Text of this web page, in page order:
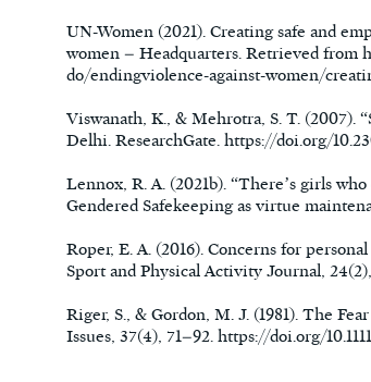
UN-Women (2021). Creating safe and
women – Headquarters. Retrieved from
do/endingviolence-against-women/
Viswanath, K., & Mehrotra, S. T. (2007).
Delhi. ResearchGate. https://doi.org/
Lennox, R. A. (2021b). “There’s girls
Gendered Safekeeping as virtue
Roper, E. A. (2016). Concerns for
Sport and Physical Activity Journal,
Riger, S., & Gordon, M. J. (1981). The
Issues, 37(4), 71–92. https://doi.org/